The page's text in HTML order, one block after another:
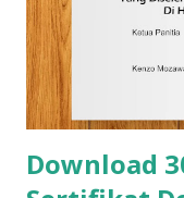
kamu buat akan
penting membuat
jawabannya adalah
tidak terpisakan dari
Download